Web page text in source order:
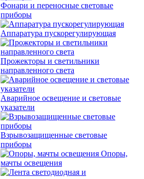
Фонари и переносные световые
приборы
Аппаратура пускорегулирующая
Прожекторы и светильники
направленного света
Аварийное освещение и световые
указатели
Взрывозащищенные световые
приборы
Опоры,
мачты освещения